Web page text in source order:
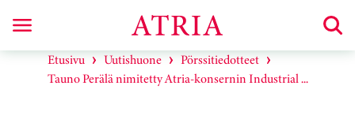
Etusivu Uutishuone
Pörssitiedotteet
Tauno Perälä nimitetty Atria-konsernin Industrial ...